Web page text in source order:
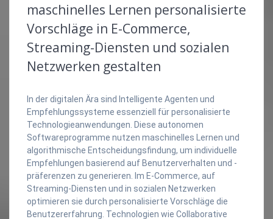
maschinelles Lernen personalisierte
Vorschläge in E-Commerce,
Streaming-Diensten und sozialen
Netzwerken gestalten
In der digitalen Ära sind Intelligente Agenten und
Empfehlungssysteme essenziell für personalisierte
Technologieanwendungen. Diese autonomen
Softwareprogramme nutzen maschinelles Lernen und
algorithmische Entscheidungsfindung, um individuelle
Empfehlungen basierend auf Benutzerverhalten und -
präferenzen zu generieren. Im E-Commerce, auf
Streaming-Diensten und in sozialen Netzwerken
optimieren sie durch personalisierte Vorschläge die
Benutzererfahrung. Technologien wie Collaborative